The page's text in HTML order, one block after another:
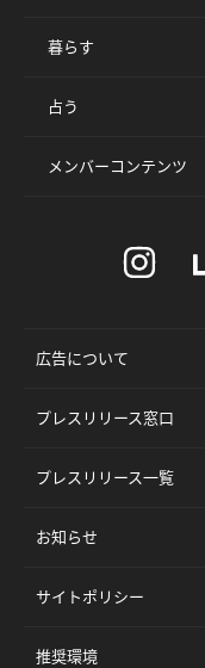
暮らす
占う
メンバーコンテンツ
広告について
プレスリリース窓口
プレスリリース一覧
お知らせ
サイトポリシー
推奨環境